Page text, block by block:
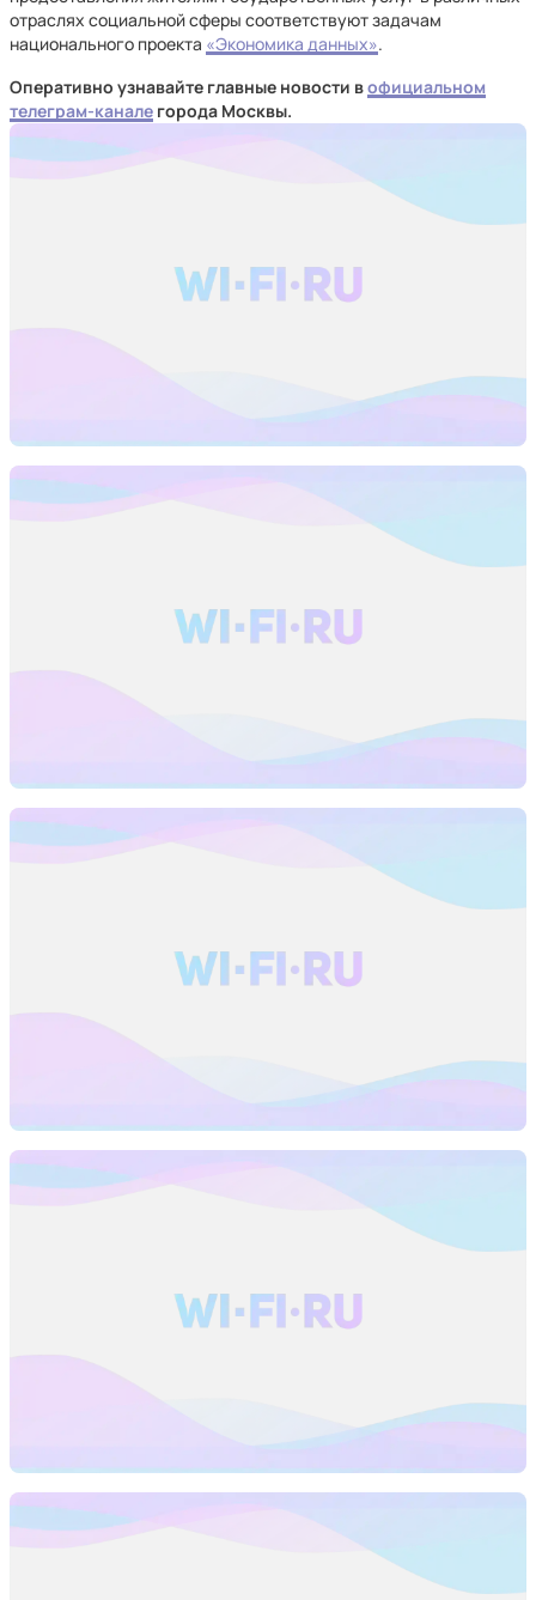
отраслях социальной сферы соответствуют задачам
национального проекта «Экономика данных».
Оперативно узнавайте главные новости вофициальном
телеграм-канале города Москвы.